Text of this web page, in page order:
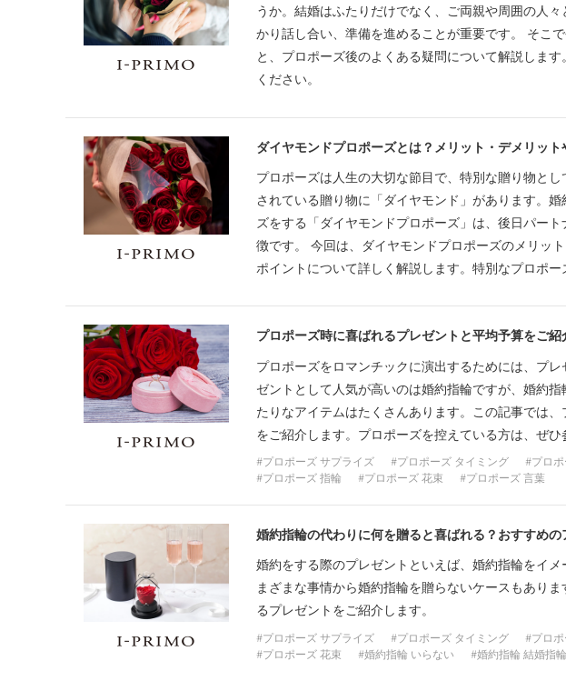
うか。結婚はふたりだけでなく、ご両親や周囲の人
かり話し合い、準備を進めることが重要です。 そこ
と、プロポーズ後のよくある疑問について解説しま
ください。
ダイヤモンドプロポーズとは？メリット・デメリッ
プロポーズは人生の大切な節目で、特別な贈り物と
されている贈り物に「ダイヤモンド」があります。
ズをする「ダイヤモンドプロポーズ」は、後日パー
徴です。 今回は、ダイヤモンドプロポーズのメリッ
ポイントについて詳しく解説します。特別なプロポ
プロポーズ時に喜ばれるプレゼントと平均予算をご紹
プロポーズをロマンチックに演出するためには、プ
ゼントとして人気が高いのは婚約指輪ですが、婚約
たりなアイテムはたくさんあります。この記事では
をご紹介します。プロポーズを控えている方は、ぜひ
プロポーズ サプライズ プロポーズ タイミング プロ
プロポーズ 指輪
プロポーズ 花束 プロポーズ 言葉
婚約指輪の代わりに何を贈ると喜ばれる？おすすめの
婚約をする際のプレゼントといえば、婚約指輪をイ
まざまな事情から婚約指輪を贈らないケースもあり
るプレゼントをご紹介します。
プロポーズ サプライズ プロポーズ タイミング プロ
プロポーズ 花束
婚約指輪 いらない 婚約指輪 結婚指輪